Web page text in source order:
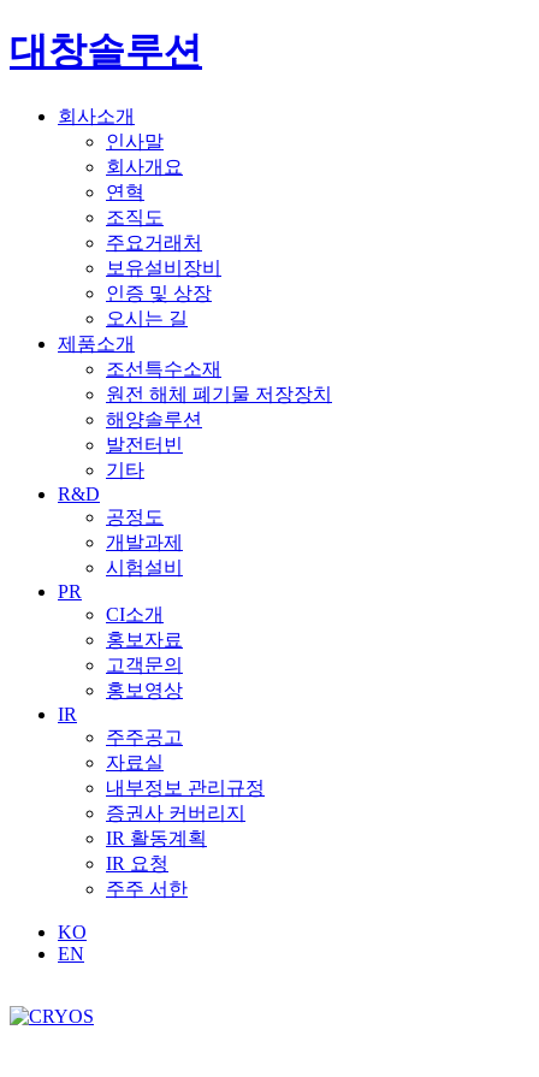
대창솔루션
회사소개
인사말
회사개요
연혁
조직도
주요거래처
보유설비장비
인증 및 상장
오시는 길
제품소개
조선특수소재
원전 해체 폐기물 저장장치
해양솔루션
발전터빈
기타
R&D
공정도
개발과제
시험설비
PR
CI소개
홍보자료
고객문의
홍보영상
IR
주주공고
자료실
내부정보 관리규정
증권사 커버리지
IR 활동계획
IR 요청
주주 서한
KO
EN